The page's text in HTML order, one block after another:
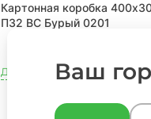
Картонная коробка
П32 BC Бурый 0201
Доступны опции под заказ
Ваш